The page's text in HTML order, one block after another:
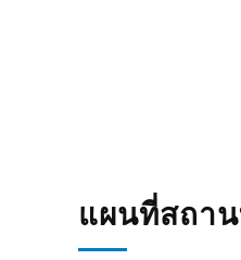
แผนที่สถา